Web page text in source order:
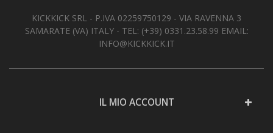
KICKKICK SRL - P.IVA 02259750129 - VIA RAVENNA 3
SAMARATE (VA) ITALY - TEL: (+39) 0331.23.58.99 EMAIL:
INFO@KICKKICK.IT
IL MIO ACCOUNT